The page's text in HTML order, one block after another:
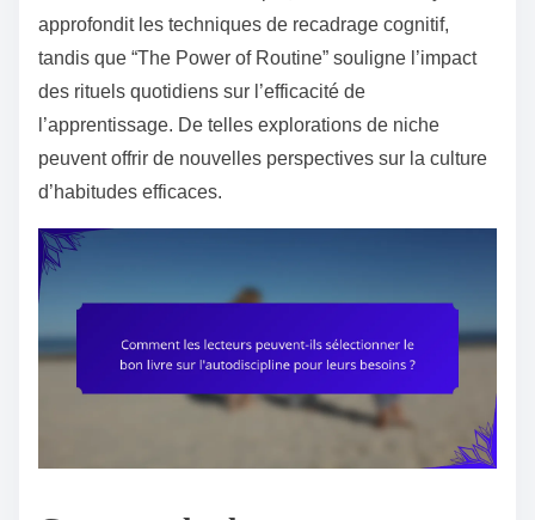
approfondit les techniques de recadrage cognitif,
tandis que “The Power of Routine” souligne l’impact
des rituels quotidiens sur l’efficacité de
l’apprentissage. De telles explorations de niche
peuvent offrir de nouvelles perspectives sur la culture
d’habitudes efficaces.